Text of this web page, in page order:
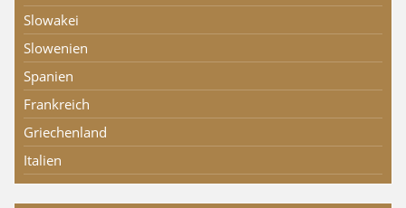
Slowakei
Slowenien
Spanien
Frankreich
Griechenland
Italien